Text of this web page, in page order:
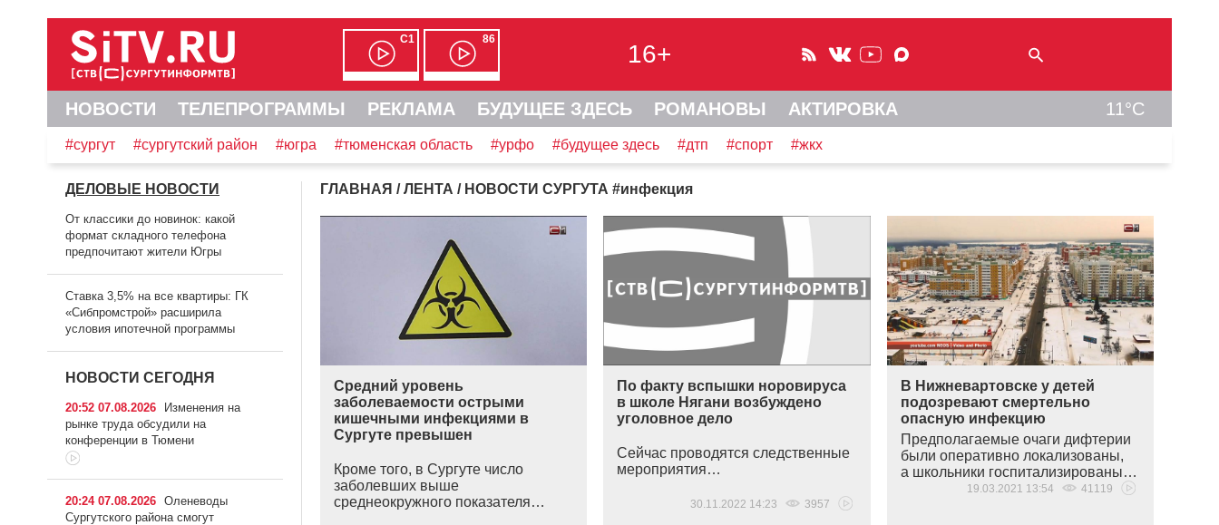
С1 86
16+
НОВОСТИ ТЕЛЕПРОГРАММЫ РЕКЛАМА БУДУЩЕЕ ЗДЕСЬ РОМАНОВЫ АКТИРОВКА 11°C
#сургут #сургутский район #югра #тюменская область #урфо #будущее здесь #дтп #спорт #жкх
ГЛАВНАЯ /ЛЕНТА / НОВОСТИ СУРГУТА #инфекция
Средний уровень
заболеваемости острыми
кишечными инфекциями в
Сургуте превышен
Кроме того, в Сургуте число
заболевших выше
среднеокружного показателя…
По факту вспышки норовируса
в школе Нягани возбуждено
уголовное дело
Сейчас проводятся следственные
мероприятия…
30.11.2022 14:23 3957
В Нижневартовске у детей
подозревают смертельно
опасную инфекцию
Предполагаемые очаги дифтерии
были оперативно локализованы,
а школьники госпитализированы…
19.03.2021 13:54 41119
ДЕЛОВЫЕ НОВОСТИ
От классики до новинок: какой
формат складного телефона
предпочитают жители Югры
Ставка 3,5% на все квартиры: ГК
«Сибпромстрой» расширила
условия ипотечной программы
НОВОСТИ СЕГОДНЯ
20:52 07.08.2026
Изменения на
рынке труда обсудили на
конференции в Тюмени
20:24 07.08.2026 Оленеводы
Сургутского района смогут